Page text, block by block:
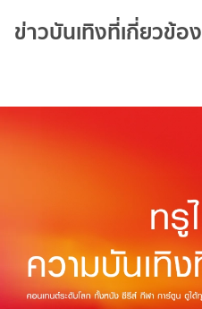
ข่าวบันเทิงที่เกี่ยวข้อง